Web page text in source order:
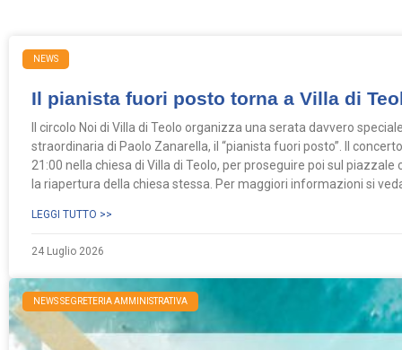
NEWS
Il pianista fuori posto torna a Villa di
Il circolo Noi di Villa di Teolo organizza una serata davvero
straordinaria di Paolo Zanarella, il “pianista fuori posto”. Il
21:00 nella chiesa di Villa di Teolo, per proseguire poi sul
la riapertura della chiesa stessa. Per maggiori informazioni si
LEGGI TUTTO >>
24 Luglio 2026
NEWS SEGRETERIA AMMINISTRATIVA